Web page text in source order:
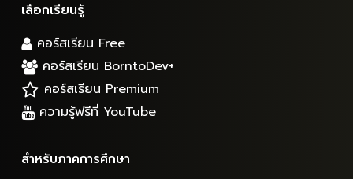
เลือกเรียนรู้
คอร์สเรียน Free
คอร์สเรียน BorntoDev+
คอร์สเรียน Premium
ความรู้ฟรีที่ YouTube
สำหรับภาคการศึกษา